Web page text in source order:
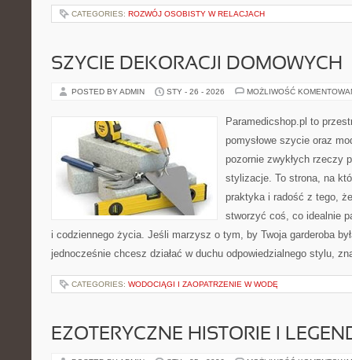
CATEGORIES: ROZWÓJ OSOBISTY W RELACJACH
SZYCIE DEKORACJI DOMOWYCH
POSTED BY ADMIN STY - 26 - 2026 MOŻLIWOŚĆ
Paramedicshop.pl to
pomysłowe szycie oraz
pozornie zwykłych rzeczy
stylizacje. To strona, na
praktyka i radość z tego,
stworzyć coś, co idealnie
i codziennego życia. Jeśli marzysz o tym, by Twoja garderoba
jednocześnie chcesz działać w duchu odpowiedzialnego stylu,
CATEGORIES: WODOCIĄGI I ZAOPATRZENIE W WODĘ
EZOTERYCZNE HISTORIE I